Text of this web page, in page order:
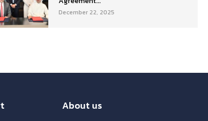
December 22, 2025
About us